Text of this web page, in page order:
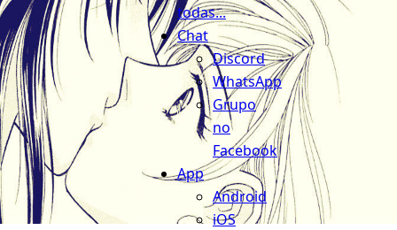
todas...
Chat
Discord
WhatsApp
Grupo
no
Facebook
App
Android
iOS